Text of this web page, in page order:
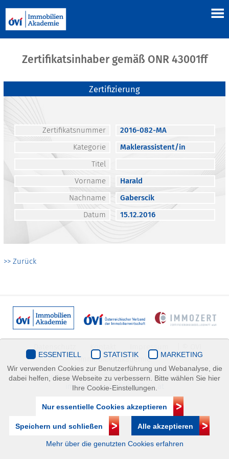
Zertifikatsinhaber gemäß ONR 43001ff
Zertifizierung
Zertifikatsnummer
2016-082-MA
Kategorie
Maklerassistent/in
Titel
Vorname
Harald
Nachname
Gaberscik
Datum
15.12.2016
>> Zurück
Immobilienakademie
Mariahilfer Straße 116/2.OG/2 1070 Wien | +43(1)505 32 50 |
immobilienakademie@ovi.at
ESSENTIELL STATISTIK
MARKETING
Wir verwenden Cookies zur Benutzerführung und Webanalyse, die
dabei helfen, diese Webseite zu verbessern. Bitte wählen Sie hier
Ihre Cookie-Einstellungen.
Nur essentielle Cookies akzeptieren
Speichern und schließen Alle akzeptieren
Mehr über die genutzten Cookies erfahren